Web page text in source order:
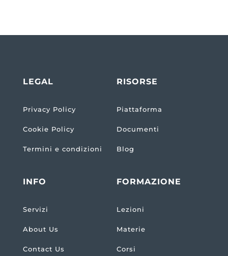
LEGAL
Privacy Policy
Cookie Policy
Termini e condizioni
RISORSE
Piattaforma
Documenti
Blog
INFO
Servizi
About Us
Contact Us
FORMAZIONE
Lezioni
Materie
Corsi